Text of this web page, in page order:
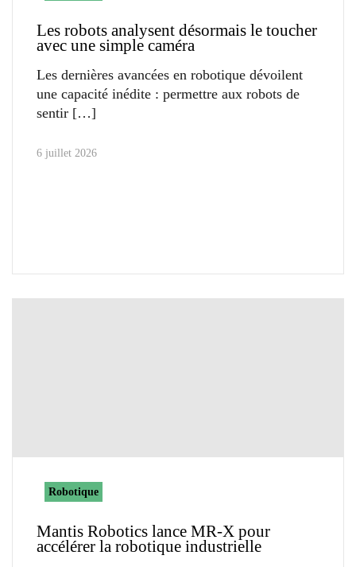
Les robots analysent désormais le toucher
avec une simple caméra
Les dernières avancées en robotique dévoilent
une capacité inédite : permettre aux robots de
sentir
6 juillet 2026
Robotique
Mantis Robotics lance MR-X pour
accélérer la robotique industrielle